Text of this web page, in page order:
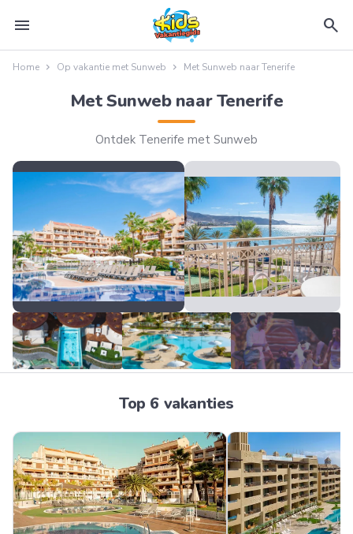
menu search
Home Op vakantie met Sunweb Met Sunweb naar Tenerife
Met Sunweb naar Tenerife
Ontdek Tenerife met Sunweb
Meer
Top 6 vakanties